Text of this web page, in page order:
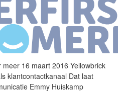
16 maart 2016 Yellowbrick
klantcontactkanaal Dat laat
Emmy Huiskamp